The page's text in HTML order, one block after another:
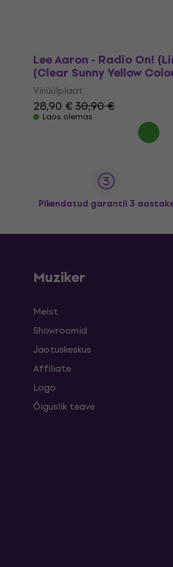
Lee Aaron - Radio On!
(Clear Sunny Yellow
Vinüülplaat
28,90 €30,90 €
Laos olemas
Pikendatud garantii 3
Muziker
Meist
Showroomid
Jaotuskeskus
Affiliate
Logo
Õiguslik teave